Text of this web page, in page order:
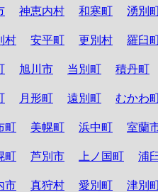
神恵内村 和寒町 湧別
村 安平町 更別村 羅臼
旭川市 当別町 積丹町
月形町 遠別町 むかわ
町 美幌町 浜中町 室蘭
町 芦別市 上ノ国町 浦
市 真狩村 愛別町 津別